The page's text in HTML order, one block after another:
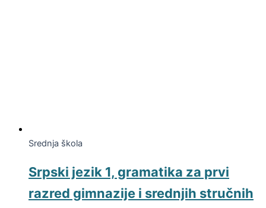
Srednja škola
Srpski jezik 1, gramatika za prvi
razred gimnazije i srednjih stručnih